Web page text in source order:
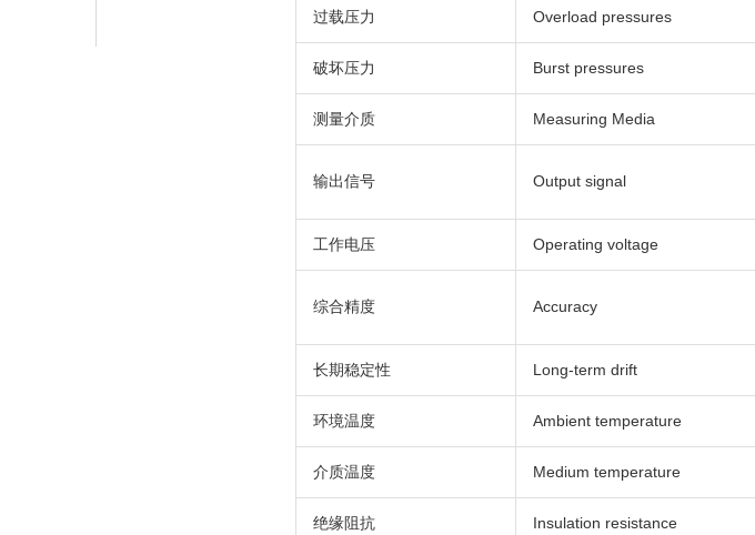
过载压力 Overload pressures
破坏压力 Burst pressures
测量介质 Measuring Media
输出信号 Output signal
工作电压 Operating voltage
综合精度 Accuracy
长期稳定性 Long-term drift
环境温度 Ambient temperature
介质温度 Medium temperature
绝缘阻抗 Insulation resistance